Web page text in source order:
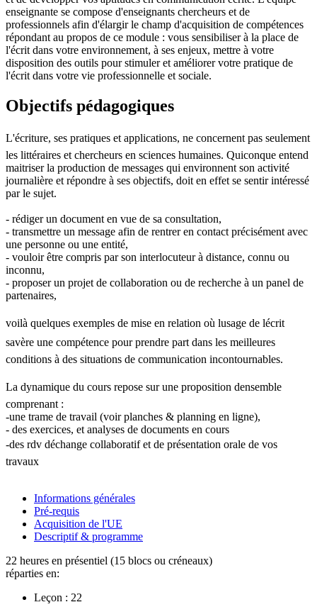
enseignante se compose d'enseignants chercheurs et de
professionnels afin d'élargir le champ d'acquisition de compétences
répondant au propos de ce module : vous sensibiliser à la place de
l'écrit dans votre environnement, à ses enjeux, mettre à votre
disposition des outils pour stimuler et améliorer votre pratique de
l'écrit dans votre vie professionnelle et sociale.
Objectifs pédagogiques
L'écriture, ses pratiques et applications, ne concernent pas seulement
les littéraires et chercheurs en sciences humaines. Quiconque entend
maitriser la production de messages qui environnent son activité
journalière et répondre à ses objectifs, doit en effet se sentir intéressé
par le sujet.
- rédiger un document en vue de sa consultation,
- transmettre un message afin de rentrer en contact précisément avec
une personne ou une entité,
- vouloir être compris par son interlocuteur à distance, connu ou
inconnu,
- proposer un projet de collaboration ou de recherche à un panel de
partenaires,
voilà quelques exemples de mise en relation où lusage de lécrit
savère une compétence pour prendre part dans les meilleures
conditions à des situations de communication incontournables.
La dynamique du cours repose sur une proposition densemble
comprenant :
-une trame de travail (voir planches & planning en ligne),
- des exercices, et analyses de documents en cours
-des rdv déchange collaboratif et de présentation orale de vos
travaux
Informations générales
Pré-requis
Acquisition de l'UE
Descriptif & programme
22 heures en présentiel (15 blocs ou créneaux)
réparties en:
Leçon : 22